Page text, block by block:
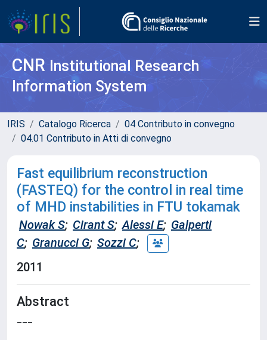
CNR Institutional Research
Information System
IRIS Catalogo Ricerca
04 Contributo in convegno
04.01 Contributo in Atti di convegno
Fast equilibrium reconstruction
(FASTEQ) for the control in real time
of MHD instabilities in FTU tokamak
Nowak S; Cirant S; Alessi E; Galperti
C; Granucci G; Sozzi C;
2011
Abstract